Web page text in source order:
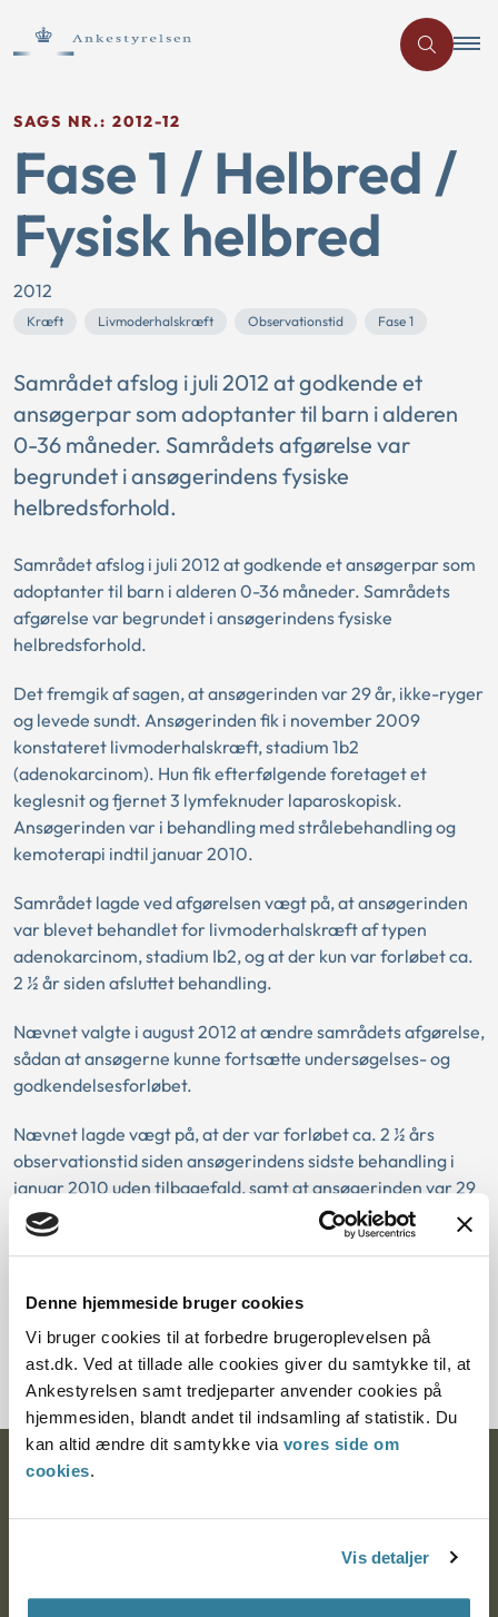
Denne hjemmeside bruger cookies
Vi bruger cookies til at forbedre brugeroplevelsen på
ast.dk. Ved at tillade alle cookies giver du samtykke til, at
Ankestyrelsen samt tredjeparter anvender cookies på
hjemmesiden, blandt andet til indsamling af statistik. Du
kan altid ændre dit samtykke via vores side om
cookies.
Vis detaljer
SAGS NR.: 2012-12
Fase 1 / Helbred /
Fysisk helbred
2012
Kræft Livmoderhalskræft Observationstid Fase 1
Samrådet afslog i juli 2012 at godkende et
ansøgerpar som adoptanter til barn i alderen
0-36 måneder. Samrådets afgørelse var
begrundet i ansøgerindens fysiske
helbredsforhold.
Samrådet afslog i juli 2012 at godkende et ansøgerpar som
adoptanter til barn i alderen 0-36 måneder. Samrådets
afgørelse var begrundet i ansøgerindens fysiske
helbredsforhold.
Det fremgik af sagen, at ansøgerinden var 29 år, ikke-ryger
og levede sundt. Ansøgerinden fik i november 2009
konstateret livmoderhalskræft, stadium 1b2
(adenokarcinom). Hun fik efterfølgende foretaget et
keglesnit og fjernet 3 lymfeknuder laparoskopisk.
Ansøgerinden var i behandling med strålebehandling og
kemoterapi indtil januar 2010.
Samrådet lagde ved afgørelsen vægt på, at ansøgerinden
var blevet behandlet for livmoderhalskræft af typen
adenokarcinom, stadium Ib2, og at der kun var forløbet ca.
2 ½ år siden afsluttet behandling.
Nævnet valgte i august 2012 at ændre samrådets afgørelse,
sådan at ansøgerne kunne fortsætte undersøgelses- og
godkendelsesforløbet.
Nævnet lagde vægt på, at der var forløbet ca. 2 ½ års
observationstid siden ansøgerindens sidste behandling i
januar 2010 uden tilbagefald, samt at ansøgerinden var 29
år, levede sundt og var ikke-ryger.
Nævnet lagde ved vurderingen af den tidligere
død inden for de næste 15-20 år ikke oversteg dødsrisikoen
for en 40-43-årig mand (ca. 10 %), der er den risiko, der
generelt accepteres ved adoptionsforløb.
Ankestyrelsen
Postadresse:
9000 Aalborg